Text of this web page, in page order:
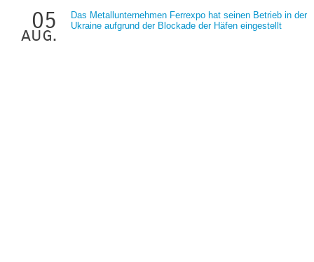
05
aug.
Das Metallunternehmen Ferrexpo hat seinen Betrieb in der
Ukraine aufgrund der Blockade der Häfen eingestellt